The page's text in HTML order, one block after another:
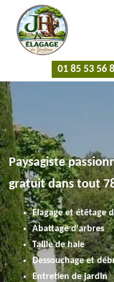
01 85 53 56
Paysagiste
gratuit dans tout
Elagage et étêtage
Abattage d'arbres
Taille de haie
Dessouchage et
Entretien de jardin